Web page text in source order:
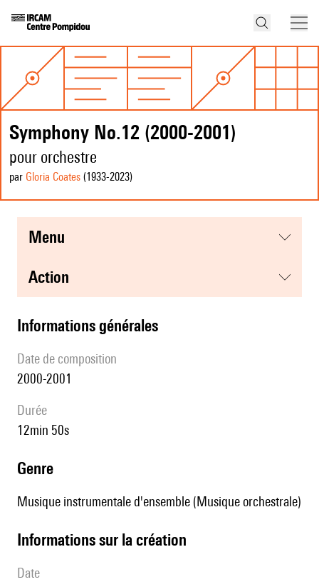
Symphony No.12 (2000-2001)
pour orchestre
par Gloria Coates (1933-2023)
menu
action
informations générales
date de composition
2000-2001
durée
12min 50s
genre
Musique instrumentale d'ensemble (Musique orchestrale)
informations sur la création
date